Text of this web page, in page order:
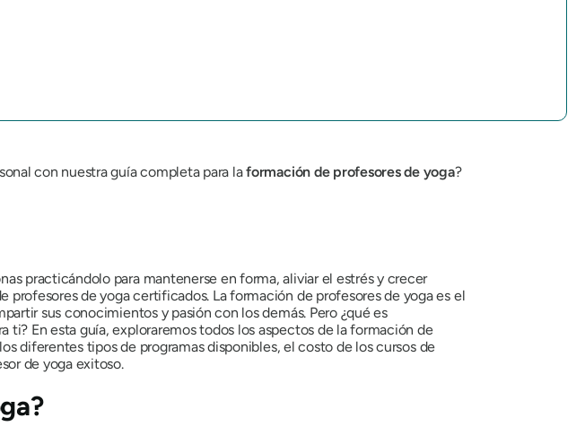
con nuestra guía completa para laformación de profesores de yoga?
practicándolo para mantenerse en forma, aliviar el estrés y crecer
de yoga certificados. La formación de profesores de yoga es el
sus conocimientos y pasión con los demás. Pero ¿qué es
En esta guía, exploraremos todos los aspectos de la formación de
diferentes tipos de programas disponibles, el costo de los cursos de
de yoga exitoso.